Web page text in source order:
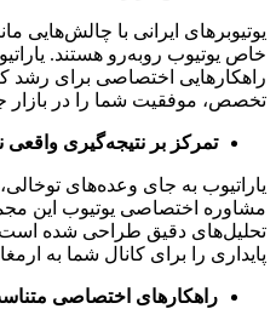
یوتیوبرهای ایرانی با چالش‌هایی
خاص یوتیوب روبه‌رو هستند.
راهکارهایی اختصاصی برای رشد
تخصص، موفقیت شما را در بازار
تمرکز بر نتیجه‌گیری واقعی
یاراتیوب به جای وعده‌های توخالی،
مشاوره اختصاصی یوتیوب این
تحلیل‌های دقیق طراحی شده
پایداری را برای کانال شما به
راهکارهای اختصاصی